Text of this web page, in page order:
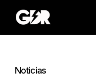
Noticias